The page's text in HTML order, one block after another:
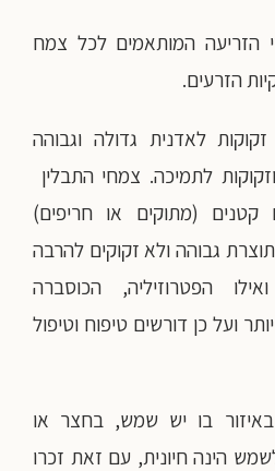
הזריעה המותאמים לכל צמח
הזרעים.
לאדנית גדולה וגבוהה
לתמיכה. צמחי התבלין
קטנים (מתוקים או חריפים)
גבוהה ולא זקוקים להרבה
ואילו הפטרוזיליה, הכוסברה
ועל כן דורשים טיפוח וטיפול
בו יש שמש, בחצר או
הינה חיונית, עם זאת זכרו